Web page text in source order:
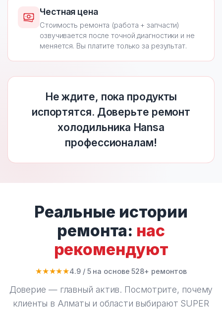
Честная цена
Стоимость ремонта (работа + запчасти)
озвучивается после точной диагностики и не
меняется. Вы платите только за результат.
Не ждите, пока продукты
испортятся. Доверьте ремонт
холодильника Hansa
профессионалам!
Реальные истории
ремонта: нас
рекомендуют
★★★★★4.9 / 5 на основе 528+ ремонтов
Доверие — главный актив. Посмотрите, почему
клиенты в Алматы и области выбирают SUPER